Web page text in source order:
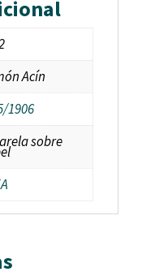
Acín
1906
sobre